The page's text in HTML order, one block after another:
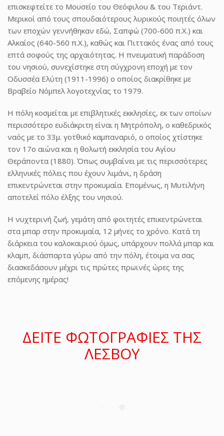
επισκεφτείτε το Μουσείο του Θεόφιλου & του Τεριάντ.
Μερικοί από τους σπουδαιότερους λυρικούς ποιητές όλων
των εποχών γεννήθηκαν εδώ, Σαπφώ (700-600 π.Χ.) και
Αλκαίος (640-560 π.Χ.), καθώς και Πιττακός ένας από τους
επτά σοφούς της αρχαιότητας. Η πνευματική παράδοση
του νησιού, συνεχίστηκε στη σύγχρονη εποχή με τον
Οδυσσέα Ελύτη (1911-1996) ο οποίος διακρίθηκε με
Βραβείο Νόμπελ λογοτεχνίας το 1979.
Η πόλη κοσμείται με επιβλητικές εκκλησίες, εκ των οποίων
περισσότερο ευδιάκριτη είναι η Μητρόπολη, ο καθεδρικός
ναός με το 33μ. γοτθικό καμπαναριό, ο οποίος χτίστηκε
τον 17ο αιώνα και η θολωτή εκκλησία του Αγίου
Θεράποντα (1880). Όπως συμβαίνει με τις περισσότερες
ελληνικές πόλεις που έχουν λιμάνι, η δράση
επικεντρώνεται στην προκυμαία. Επομένως, η Μυτιλήνη
αποτελεί πόλο έλξης του νησιού.
Η νυχτερινή ζωή, γεμάτη από φοιτητές επικεντρώνεται
στα μπαρ στην προκυμαία, 12 μήνες το χρόνο. Κατά τη
διάρκεια του καλοκαιριού όμως, υπάρχουν πολλά μπαρ και
κλαμπ, διάσπαρτα γύρω από την πόλη, έτοιμα να σας
διασκεδάσουν μέχρι τις πρώτες πρωινές ώρες της
επόμενης ημέρας!
ΔΕΙΤΕ ΦΩΤΟΓΡΑΦΙΕΣ ΤΗΣ
ΛΕΣΒΟΥ